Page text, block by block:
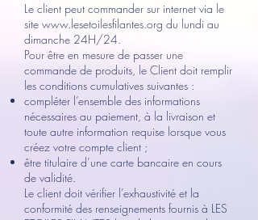
Le client peut commander sur internet via le
site www.lesetoilesfilantes.org du lundi au
dimanche 24H/24.
Pour être en mesure de passer une
commande de produits, le Client doit remplir
les conditions cumulatives suivantes :
compléter l’ensemble des informations
nécessaires au paiement, à la livraison et
toute autre information requise lorsque vous
créez votre compte client ;
être titulaire d’une carte bancaire en cours
de validité.
Le client doit vérifier l’exhaustivité et la
conformité des renseignements fournis à LES